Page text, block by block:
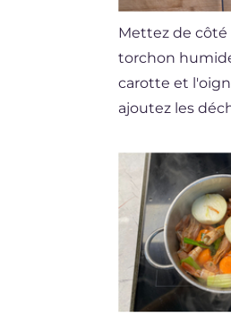
Mettez de
torchon
carotte et
ajoutez les